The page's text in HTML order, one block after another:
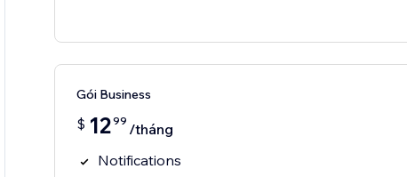
Gói Business
$ 1299 /tháng
Notifications